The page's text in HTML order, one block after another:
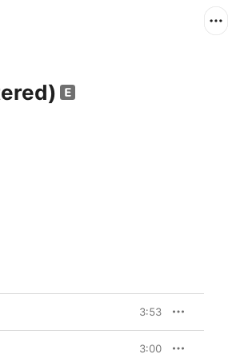
3:53
3:00